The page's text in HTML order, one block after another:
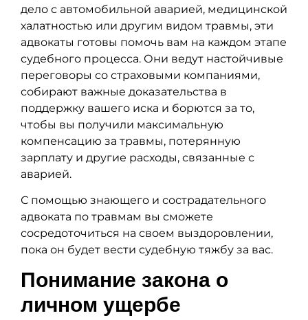
дело с автомобильной аварией, медицинской
халатностью или другим видом травмы, эти
адвокаты готовы помочь вам на каждом этапе
судебного процесса. Они ведут настойчивые
переговоры со страховыми компаниями,
собирают важные доказательства в
поддержку вашего иска и борются за то,
чтобы вы получили максимальную
компенсацию за травмы, потерянную
зарплату и другие расходы, связанные с
аварией.
С помощью знающего и сострадательного
адвоката по травмам вы сможете
сосредоточиться на своем выздоровлении,
пока он будет вести судебную тяжбу за вас.
Понимание закона о
личном ущербе